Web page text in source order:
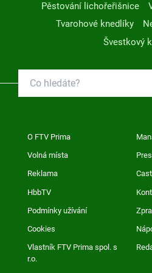
Pěstování lichořeřišnice
Tvarohové knedlíky
Švestkový
O FTV Prima
Volná místa
Reklama
HbbTV
Podmínky užívání
Cookies
Vlastník FTV Prima spol. s
r.o.